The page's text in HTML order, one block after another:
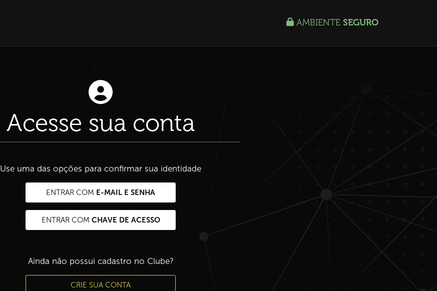
AMBIENTE SEGURO
Acesse sua conta
Use uma das opções para confirmar sua identidade
ENTRAR COM E-MAIL E SENHA
ENTRAR COM CHAVE DE ACESSO
Ainda não possui cadastro no Clube?
CRIE SUA CONTA